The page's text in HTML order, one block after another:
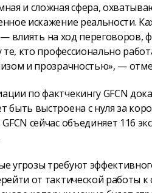
и сложная сфера,
искажение реальности.
— влиять на ход
кто профессионально
и прозрачностью», —
по фактчекингу GFCN
выстроена с нуля за
сейчас объединяет 116
угрозы требуют
от тактической работы